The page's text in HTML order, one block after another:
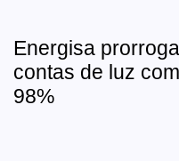
Energisa
contas de luz
98%